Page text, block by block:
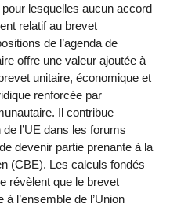
lesquelles aucun accord
relatif au brevet
de l’agenda de
offre une valeur ajoutée à
unitaire, économique et
renforcée par
Il contribue
l’UE dans les forums
devenir partie prenante à la
(CBE). Les calculs fondés
révèlent que le brevet
l’ensemble de l’Union